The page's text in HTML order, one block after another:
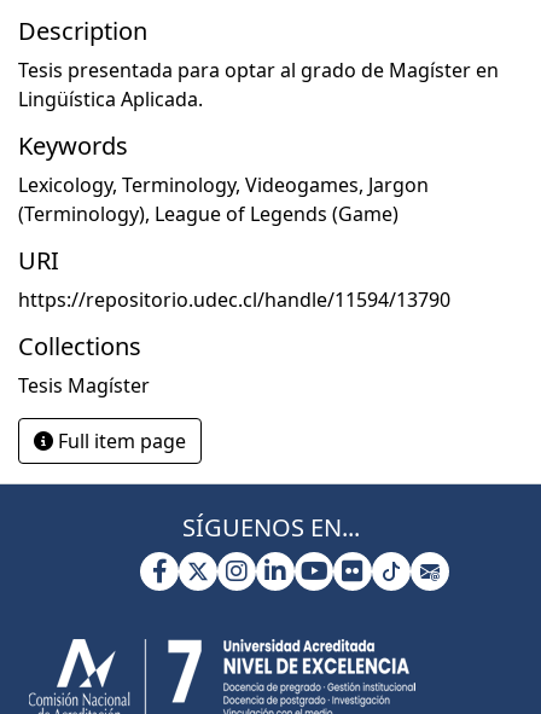
Description
Tesis presentada para optar al grado de Magíster en
Lingüística Aplicada.
Keywords
Lexicology, Terminology, Videogames, Jargon
(Terminology), League of Legends (Game)
URI
https://repositorio.udec.cl/handle/11594/13790
Collections
Tesis Magíster
Full item page
SÍGUENOS EN...